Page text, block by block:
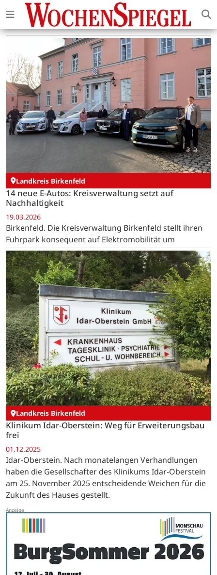
Landkreis Birkenfeld
14 neue E-Autos: Kreisverwaltung setzt auf
Nachhaltigkeit
19.03.2026
Birkenfeld. Die Kreisverwaltung Birkenfeld stellt ihren
Fuhrpark konsequent auf Elektromobilität um
Landkreis Birkenfeld
Klinikum Idar-Oberstein: Weg für Erweiterungsbau
frei
01.12.2025
Idar-Oberstein. Nach monatelangen Verhandlungen
haben die Gesellschafter des Klinikums Idar-Oberstein
am 25. November 2025 entscheidende Weichen für die
Zukunft des Hauses gestellt.